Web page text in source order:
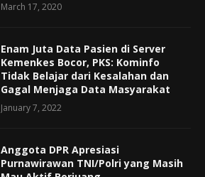
March 17, 2020
Enam Juta Data Pasien di Server
Kemenkes Bocor, PKS: Kominfo
Tidak Belajar dari Kesalahan dan
Gagal Menjaga Data Masyarakat
January 7, 2022
Anggota DPR Apresiasi
Purnawirawan TNI/Polri yang Masih